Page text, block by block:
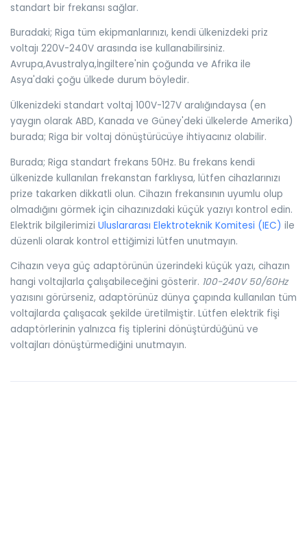
standart bir frekansı sağlar.
Buradaki; Riga tüm ekipmanlarınızı, kendi ülkenizdeki priz
voltajı 220V-240V arasında ise kullanabilirsiniz.
Avrupa,Avustralya,İngiltere'nin çoğunda ve Afrika ile
Asya'daki çoğu ülkede durum böyledir.
Ülkenizdeki standart voltaj 100V-127V aralığındaysa (en
yaygın olarak ABD, Kanada ve Güney'deki ülkelerde Amerika)
burada; Riga bir voltaj dönüştürücüye ihtiyacınız olabilir.
Burada; Riga standart frekans 50Hz. Bu frekans kendi
ülkenizde kullanılan frekanstan farklıysa, lütfen cihazlarınızı
prize takarken dikkatli olun. Cihazın frekansının uyumlu olup
olmadığını görmek için cihazınızdaki küçük yazıyı kontrol edin.
Elektrik bilgilerimizi Uluslararası Elektroteknik Komitesi (IEC) ile
düzenli olarak kontrol ettiğimizi lütfen unutmayın.
Cihazın veya güç adaptörünün üzerindeki küçük yazı, cihazın
hangi voltajlarla çalışabileceğini gösterir. 100-240V 50/60Hz
yazısını görürseniz, adaptörünüz dünya çapında kullanılan tüm
voltajlarda çalışacak şekilde üretilmiştir. Lütfen elektrik fişi
adaptörlerinin yalnızca fiş tiplerini dönüştürdüğünü ve
voltajları dönüştürmediğini unutmayın.